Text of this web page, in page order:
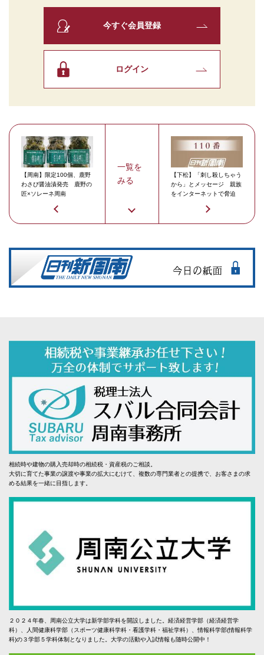
今すぐ会員登録
ログイン
【周南】限定100個、鹿野
わさび醤油漬発売 鹿野の
匠×ソレーネ周南
一覧を
みる
【下松】「刺し殺しちゃう
から」とメッセージ 親族
をインターネットで脅迫
相続時や建物の購入売却時の相続税・資産税のご相談。
大切に育てた事業の譲渡や事業の拡大にむけて、複数の専門業者との提携で、お客さまの求
める結果を一緒に目指します。
２０２４年春、周南公立大学は新学部学科を開設しました。経済経営学部（経済経営学
科）、人間健康科学部（スポーツ健康科学科・看護学科・福祉学科）、情報科学部(情報科学
科)の３学部５学科体制となりました。大学の活動や入試情報も随時公開中！